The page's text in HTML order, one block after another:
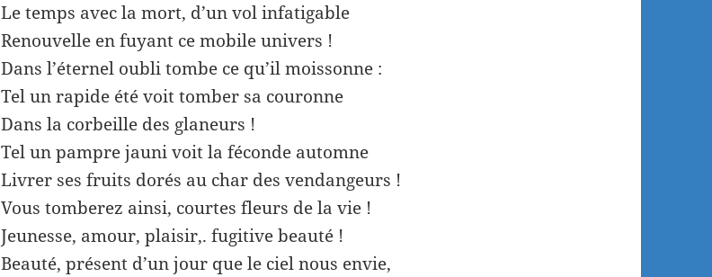
Le temps avec la mort, d’un vol infatigable
Renouvelle en fuyant ce mobile univers !
Dans l’éternel oubli tombe ce qu’il moissonne :
Tel un rapide été voit tomber sa couronne
Dans la corbeille des glaneurs !
Tel un pampre jauni voit la féconde automne
Livrer ses fruits dorés au char des vendangeurs !
Vous tomberez ainsi, courtes fleurs de la vie !
Jeunesse, amour, plaisir,. fugitive beauté !
Beauté, présent d’un jour que le ciel nous envie,